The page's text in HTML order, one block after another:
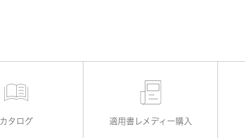
カタログ 適用書レメディー購入